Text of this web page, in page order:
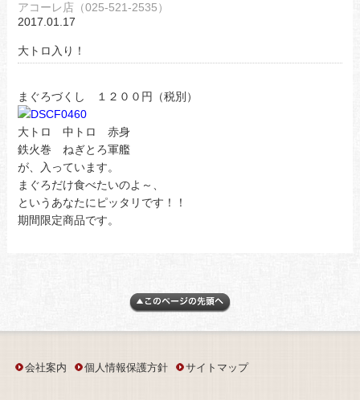
アコーレ店（025-521-2535）
2017.01.17
大トロ入り！
まぐろづくし １２００円（税別）
大トロ 中トロ 赤身
鉄火巻 ねぎとろ軍艦
が、入っています。
まぐろだけ食べたいのよ～、
というあなたにピッタリです！！
期間限定商品です。
会社案内 個人情報保護方針 サイトマップ